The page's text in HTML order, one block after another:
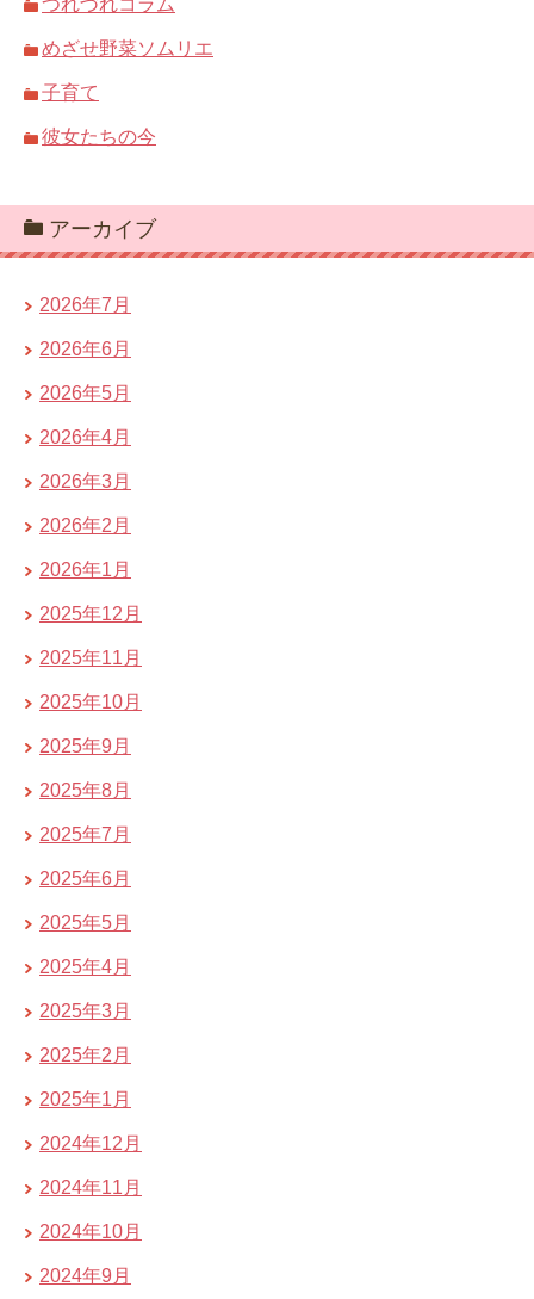
めざせ野菜ソムリエ
子育て
彼女たちの今
アーカイブ
2026年7月
2026年6月
2026年5月
2026年4月
2026年3月
2026年2月
2026年1月
2025年12月
2025年11月
2025年10月
2025年9月
2025年8月
2025年7月
2025年6月
2025年5月
2025年4月
2025年3月
2025年2月
2025年1月
2024年12月
2024年11月
2024年10月
2024年9月